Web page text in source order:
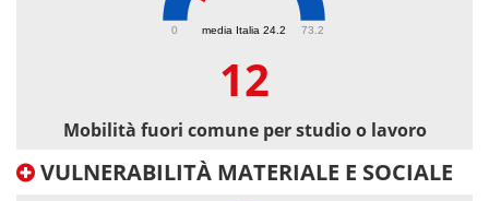
media Italia 24.2
0 73.2
12
Mobilità fuori comune per studio o lavoro
VULNERABILITÀ MATERIALE E SOCIALE